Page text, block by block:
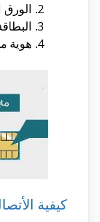
الورق
هوية
كيفية